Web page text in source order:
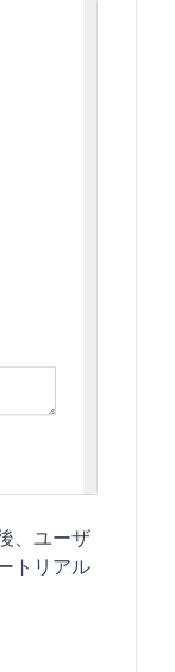
、ユーザ
トリアル